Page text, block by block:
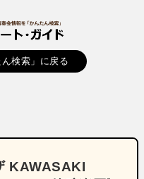
検索」に戻る
KAWASAKI